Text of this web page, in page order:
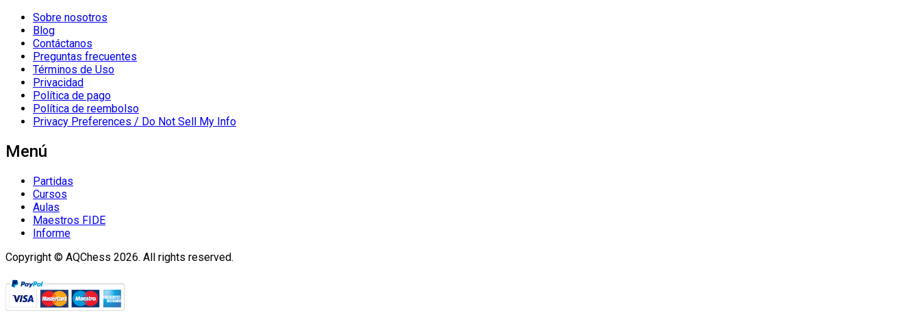
Sobre nosotros
Blog
Contáctanos
Preguntas frecuentes
Términos de Uso
Privacidad
Política de pago
Política de reembolso
Privacy Preferences / Do Not Sell My Info
Menú
Partidas
Cursos
Aulas
Maestros FIDE
Informe
Copyright © AQChess 2026. All rights reserved.